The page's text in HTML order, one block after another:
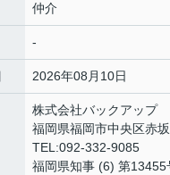
仲介
-
2026年08月10日
株式会社バックアップ
福岡県福岡市中央区赤
TEL:092-332-9085
福岡県知事 (6) 第13455